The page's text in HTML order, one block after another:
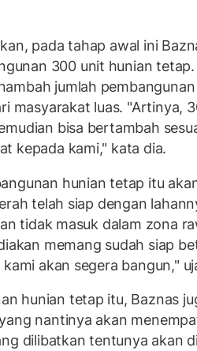
pada tahap awal ini
300 unit hunian
jumlah
masyarakat luas. "Artinya,
bisa bertambah
kepada kami," kata dia.
hunian tetap itu
telah siap dengan
tidak masuk dalam zona
memang sudah siap
akan segera bangun,"
hunian tetap itu, Baznas
nantinya akan
dilibatkan tentunya akan